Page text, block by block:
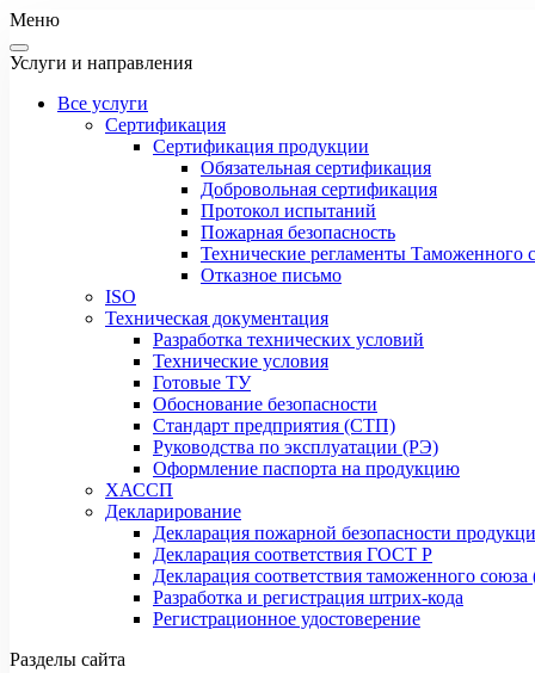
Меню
Услуги и направления
Все услуги
Сертификация
Сертификация продукции
Обязательная сертификация
Добровольная сертификация
Протокол испытаний
Пожарная безопасность
Технические регламенты Таможенного
Отказное письмо
ISO
Техническая документация
Разработка технических условий
Технические условия
Готовые ТУ
Обоснование безопасности
Стандарт предприятия (СТП)
Руководства по эксплуатации (РЭ)
Оформление паспорта на продукцию
ХАССП
Декларирование
Декларация пожарной безопасности
Декларация соответствия ГОСТ Р
Декларация соответствия таможенного
Разработка и регистрация штрих-кода
Регистрационное удостоверение
Разделы сайта